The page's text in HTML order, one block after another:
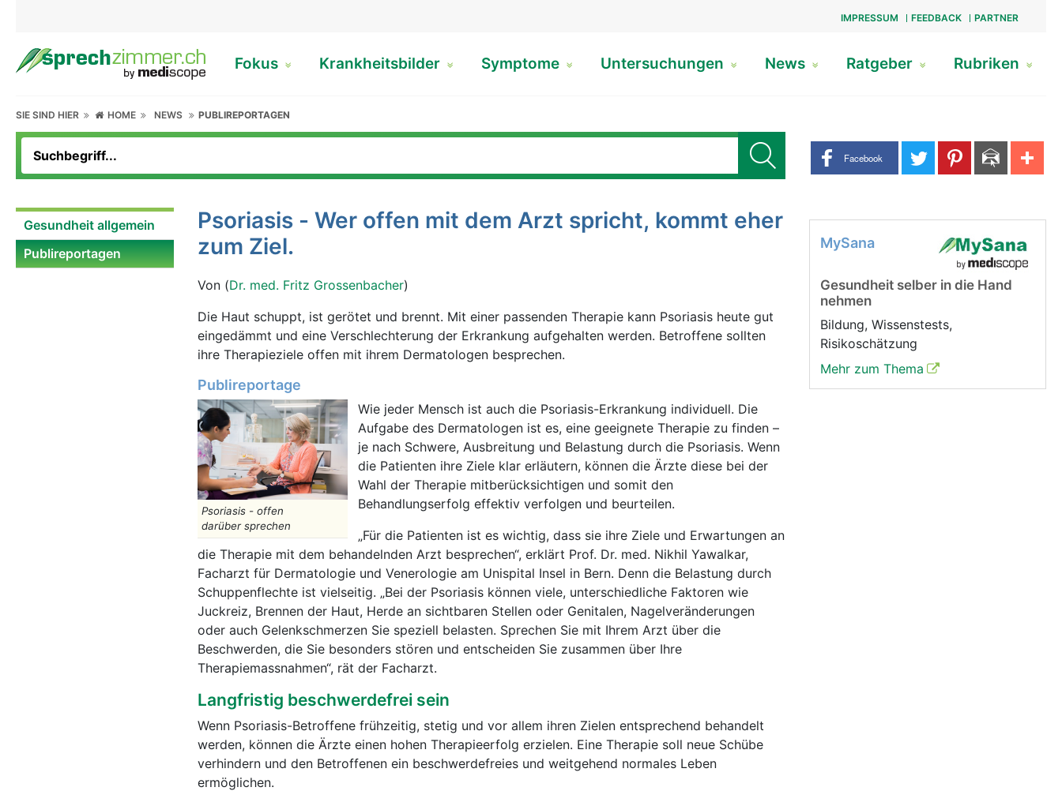
IMPRESSUM FEEDBACK PARTNER
Fokus Krankheitsbilder Symptome Untersuchungen News Ratgeber Rubriken
SIE SIND HIER HOME NEWS PUBLIREPORTAGEN
Share buttons
Facebook
Gesundheit allgemein
Publireportagen
Psoriasis - Wer offen mit dem Arzt spricht, kommt eher
zum Ziel.
Von (Dr. med. Fritz Grossenbacher)
Die Haut schuppt, ist gerötet und brennt. Mit einer passenden Therapie kann Psoriasis heute gut
eingedämmt und eine Verschlechterung der Erkrankung aufgehalten werden. Betroffene sollten
ihre Therapieziele offen mit ihrem Dermatologen besprechen.
Publireportage
Psoriasis - offen
darüber sprechen
Wie jeder Mensch ist auch die Psoriasis-Erkrankung individuell. Die
Aufgabe des Dermatologen ist es, eine geeignete Therapie zu finden –
je nach Schwere, Ausbreitung und Belastung durch die Psoriasis. Wenn
die Patienten ihre Ziele klar erläutern, können die Ärzte diese bei der
Wahl der Therapie mitberücksichtigen und somit den
Behandlungserfolg effektiv verfolgen und beurteilen.
„Für die Patienten ist es wichtig, dass sie ihre Ziele und Erwartungen an
die Therapie mit dem behandelnden Arzt besprechen“, erklärt Prof. Dr. med. Nikhil Yawalkar,
Facharzt für Dermatologie und Venerologie am Unispital Insel in Bern. Denn die Belastung durch
Schuppenflechte ist vielseitig. „Bei der Psoriasis können viele, unterschiedliche Faktoren wie
Juckreiz, Brennen der Haut, Herde an sichtbaren Stellen oder Genitalen, Nagelveränderungen
oder auch Gelenkschmerzen Sie speziell belasten. Sprechen Sie mit Ihrem Arzt über die
Beschwerden, die Sie besonders stören und entscheiden Sie zusammen über Ihre
Therapiemassnahmen“, rät der Facharzt.
Langfristig beschwerdefrei sein
Wenn Psoriasis-Betroffene frühzeitig, stetig und vor allem ihren Zielen entsprechend behandelt
werden, können die Ärzte einen hohen Therapieerfolg erzielen. Eine Therapie soll neue Schübe
verhindern und den Betroffenen ein beschwerdefreies und weitgehend normales Leben
ermöglichen.
MySana
Gesundheit selber in die Hand
nehmen
Bildung, Wissenstests,
Risikoschätzung
Mehr zum Thema